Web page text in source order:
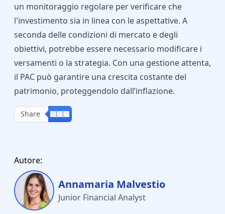
un monitoraggio regolare per verificare che
l'investimento sia in linea con le aspettative. A
seconda delle condizioni di mercato e degli
obiettivi, potrebbe essere necessario modificare i
versamenti o la strategia. Con una gestione attenta,
il PAC può garantire una crescita costante del
patrimonio, proteggendolo dall’inflazione.
Share
Autore:
Annamaria Malvestio
Junior Financial Analyst